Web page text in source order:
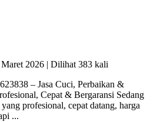
2026 | Dilihat 383 kali
– Jasa Cuci, Perbaikan &
Cepat & Bergaransi Sedang
profesional, cepat datang, harga
...